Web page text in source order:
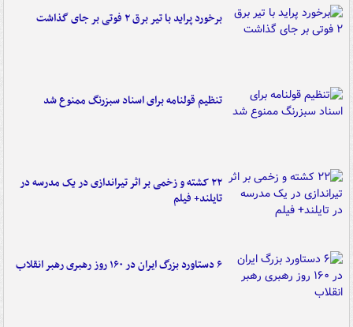
برخورد پراید با تیر برق ۲ فوتی بر جای گذاشت
تنظیم قولنامه برای اسناد سبزرنگ ممنوع شد
۲۲ کشته و زخمی بر اثر تیراندازی در یک مدرسه در
تایلند+ فیلم
۶ دستاورد بزرگ ایران در ۱۶۰ روز رهبری رهبر انقلاب